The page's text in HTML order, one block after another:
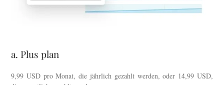
a. Plus plan
9,99 USD pro Monat, die jährlich gezahlt werden, oder 14,99 USD,